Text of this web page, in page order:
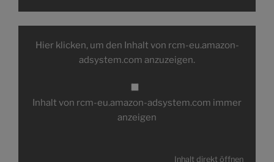
Inhalt
rcm-Hier klicken, um den Inhalt von rcm-eu.amazon-
adsystem.com anzuzeigen.
Inhalt von rcm-eu.amazon-adsystem.com immer
anzeigen
Inhalt direkt öffnen